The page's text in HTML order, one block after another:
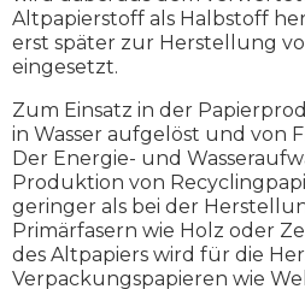
Altpapierstoff als Halbstoff
erst später zur Herstellung
eingesetzt.
Zum Einsatz in der
in Wasser aufgelöst und von
Der Energie- und
Produktion von
geringer als bei der
Primärfasern wie Holz oder
des Altpapiers wird für die
Verpackungspapieren wie